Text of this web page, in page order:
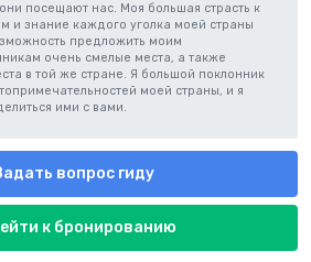
посещают нас. Моя большая страсть к
и знание каждого уголка моей страны
предложить моим
очень смелые места, а также
в той же стране. Я большой поклонник
моей страны, и я
ими с вами.
вопрос гиду
к бронированию